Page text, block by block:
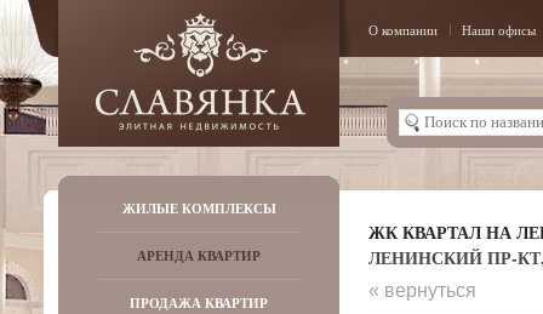
О компании Наши офисы
ЖИЛЫЕ КОМПЛЕКСЫ
АРЕНДА КВАРТИР
ПРОДАЖА КВАРТИР
ЖК КВАРТАЛ НА
ЛЕНИНСКИЙ ПР-КТ,
« вернуться